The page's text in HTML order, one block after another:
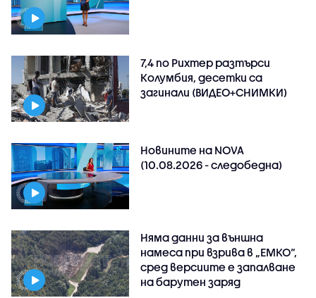
7,4 по Рихтер разтърси
Колумбия, десетки са
загинали (ВИДЕО+СНИМКИ)
Новините на NOVA
(10.08.2026 - следобедна)
Няма данни за външна
намеса при взрива в „ЕМКО“,
сред версиите е запалване
на барутен заряд